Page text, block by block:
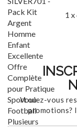
1
Voulez-vous
promotions?